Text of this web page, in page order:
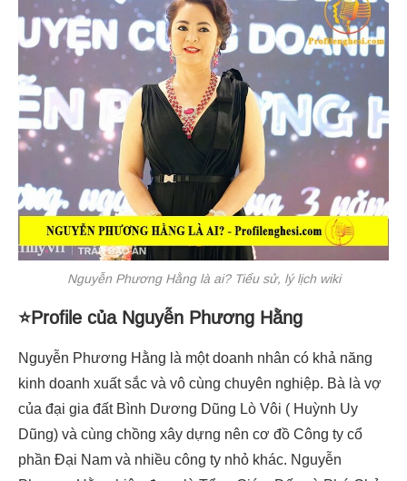
Nguyễn Phương Hằng là ai? Tiểu sử, lý lịch wiki
⭐Profile của Nguyễn Phương Hằng
Nguyễn Phương Hằng là một doanh nhân có khả năng
kinh doanh xuất sắc và vô cùng chuyên nghiệp. Bà là vợ
của đại gia đất Bình Dương Dũng Lò Vôi ( Huỳnh Uy
Dũng) và cùng chồng xây dựng nên cơ đồ Công ty cổ
phần Đại Nam và nhiều công ty nhỏ khác. Nguyễn